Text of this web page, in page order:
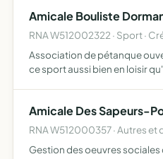
Amicale Bouliste
RNA W512002322 · Sport ·
Association de pétanque
ce sport aussi bien en loisir
Amicale Des Sapeurs-
RNA W512000357 · Autres et
Gestion des oeuvres